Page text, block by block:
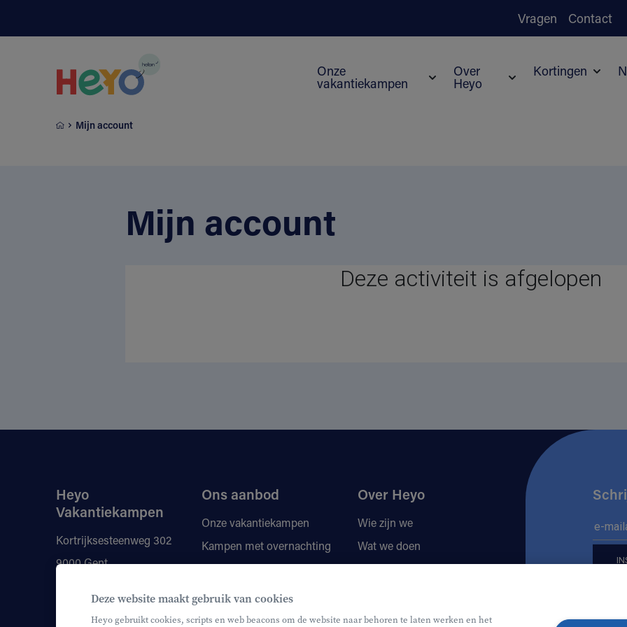
Vragen Contact
Onze
vakantiekampen
Submenu voor Onze vakantiekampen
Over
Heyo
Kortingen
Mijn account
Mijn account
Heyo
Vakantiekampen
Kortrijksesteenweg 302
9000 Gent
+32 9 210 80 00
info@heyo.be
Ons aanbod
Onze vakantiekampen
Kampen met overnachting
Vragen
Kortingen
Onze monitoren
Over Heyo
Wie zijn we
Wat we doen
Locaties
Deze website maakt gebruik van cookies
Heyo gebruikt cookies, scripts en web beacons om de website naar behoren te laten werken en het